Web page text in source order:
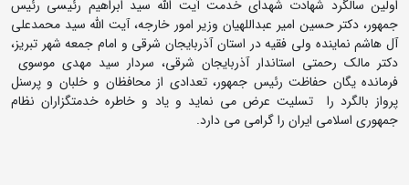
اولین سالگرد شهادت شهدای خدمت آیت الله سید ابراهیم رئیسی رئیس
جمهور، دکتر حسین امیر عبداللهیان وزیر امور خارجه، آیت الله سید محمدعلی
آل هاشم نماینده ولی فقیه در استان آذربایجان شرقی و امام جمعه شهر تبریز،
دکتر مالک رحمتی استاندار آذربایجان شرقی، سردار سید مهدی موسوی
فرمانده یگان حفاظت رئیس جمهور، تعدادی از محافظان و خلبان و پرسنل
پرواز بالگرد را تسلیت عرض می نماید و یاد و خاطره خدمتگزاران نظام
جمهوری اسلامی ایران را گرامی می دارد.